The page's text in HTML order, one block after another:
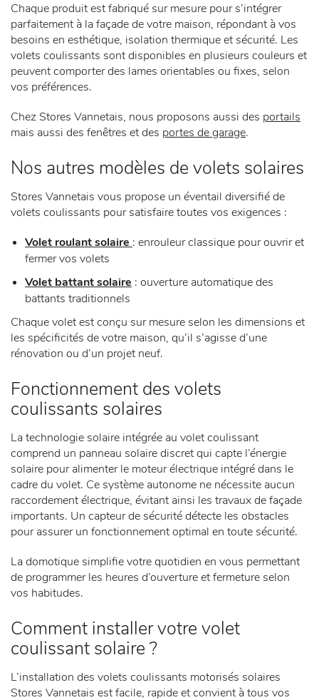
Chaque produit est fabriqué sur mesure pour s’intégrer
parfaitement à la façade de votre maison, répondant à vos
besoins en esthétique, isolation thermique et sécurité. Les
volets coulissants sont disponibles en plusieurs couleurs et
peuvent comporter des lames orientables ou fixes, selon
vos préférences.
Chez Stores Vannetais, nous proposons aussi des portails
mais aussi des fenêtres et des portes de garage.
Nos autres modèles de volets solaires
Stores Vannetais vous propose un éventail diversifié de
volets coulissants pour satisfaire toutes vos exigences :
Volet roulant solaire : enrouleur classique pour ouvrir et
fermer vos volets
Volet battant solaire : ouverture automatique des
battants traditionnels
Chaque volet est conçu sur mesure selon les dimensions et
les spécificités de votre maison, qu’il s’agisse d’une
rénovation ou d’un projet neuf.
Fonctionnement des volets
coulissants solaires
La technologie solaire intégrée au volet coulissant
comprend un panneau solaire discret qui capte l’énergie
solaire pour alimenter le moteur électrique intégré dans le
cadre du volet. Ce système autonome ne nécessite aucun
raccordement électrique, évitant ainsi les travaux de façade
importants. Un capteur de sécurité détecte les obstacles
pour assurer un fonctionnement optimal en toute sécurité.
La domotique simplifie votre quotidien en vous permettant
de programmer les heures d’ouverture et fermeture selon
vos habitudes.
​Comment installer votre volet
coulissant solaire ?
L’installation des volets coulissants motorisés solaires
Stores Vannetais est facile, rapide et convient à tous vos